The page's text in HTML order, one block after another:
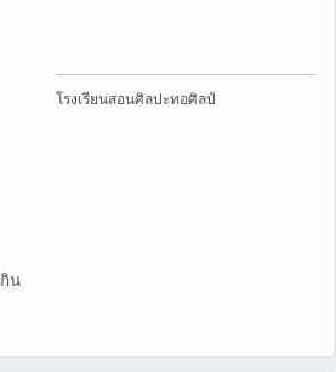
น
โรงเรียนสอนศิลปะทอศิลป์